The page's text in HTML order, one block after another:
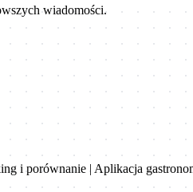
wiadomości.
i porównanie | Aplikacja